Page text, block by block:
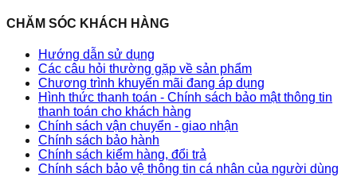
CHĂM SÓC KHÁCH HÀNG
Hướng dẫn sử dụng
Các câu hỏi thường gặp về sản phẩm
Chương trình khuyến mãi đang áp dụng
Hình thức thanh toán - Chính sách bảo mật thông tin
thanh toán cho khách hàng
Chính sách vận chuyển - giao nhận
Chính sách bảo hành
Chính sách kiểm hàng, đổi trả
Chính sách bảo vệ thông tin cá nhân của người dùng